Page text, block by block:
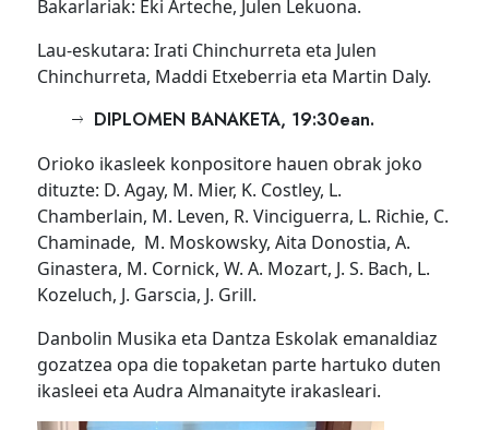
Bakarlariak: Eki Arteche, Julen Lekuona.
Lau-eskutara: Irati Chinchurreta eta Julen
Chinchurreta, Maddi Etxeberria eta Martin Daly.
DIPLOMEN BANAKETA, 19:30ean.
Orioko ikasleek konpositore hauen obrak joko
dituzte: D. Agay, M. Mier, K. Costley, L.
Chamberlain, M. Leven, R. Vinciguerra, L. Richie, C.
Chaminade, M. Moskowsky, Aita Donostia, A.
Ginastera, M. Cornick, W. A. Mozart, J. S. Bach, L.
Kozeluch, J. Garscia, J. Grill.
Danbolin Musika eta Dantza Eskolak emanaldiaz
gozatzea opa die topaketan parte hartuko duten
ikasleei eta Audra Almanaityte irakasleari.